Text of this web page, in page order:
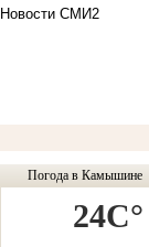
Новости СМИ2
Погода в Камышине
24C°